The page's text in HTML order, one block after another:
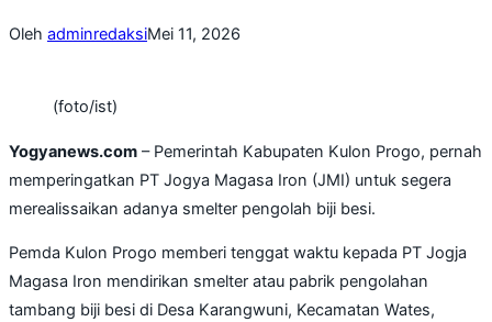
Oleh adminredaksiMei 11, 2026
(foto/ist)
Yogyanews.com – Pemerintah Kabupaten Kulon Progo, pernah
memperingatkan PT Jogya Magasa Iron (JMI) untuk segera
merealissaikan adanya smelter pengolah biji besi.
Pemda Kulon Progo memberi tenggat waktu kepada PT Jogja
Magasa Iron mendirikan smelter atau pabrik pengolahan
tambang biji besi di Desa Karangwuni, Kecamatan Wates,